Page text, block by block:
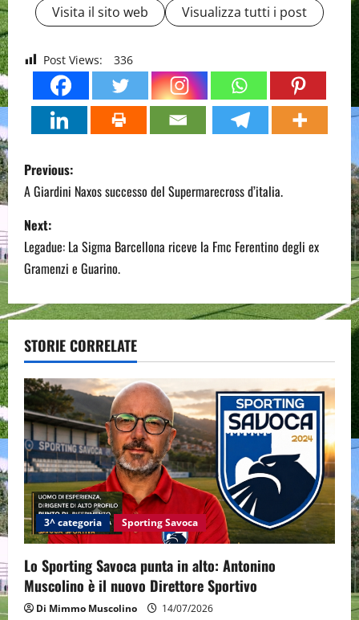
Visita il sito web Visualizza tutti i post
Post Views: 336
P
o
s
t
n
a
v
i
g
a
t
i
o
n
Previous:
A Giardini Naxos successo del Supermarecross d’italia.
Next:
Legadue: La Sigma Barcellona riceve la Fmc Ferentino degli ex
Gramenzi e Guarino.
STORIE CORRELATE
3^ categoria Sporting Savoca
Lo Sporting Savoca punta in alto: Antonino
Muscolino è il nuovo Direttore Sportivo
Di Mimmo Muscolino 14/07/2026